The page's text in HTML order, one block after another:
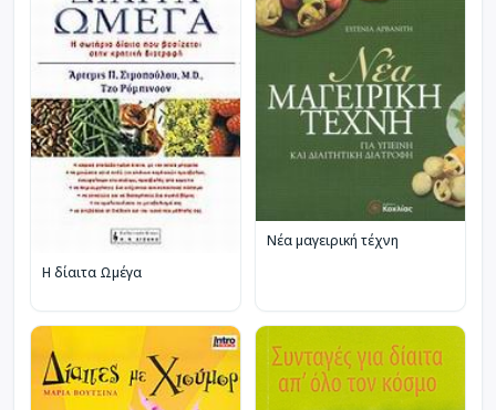
Η δίαιτα Ωμέγα
Νέα μαγειρική τέχνη